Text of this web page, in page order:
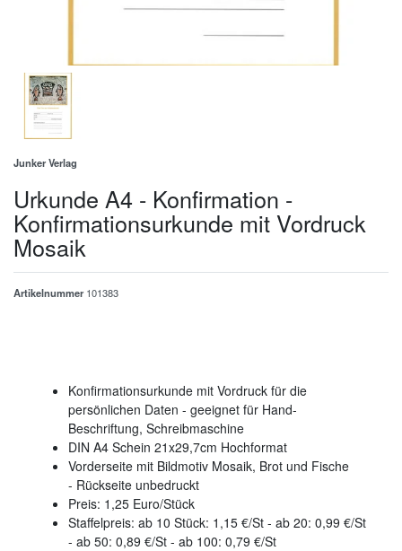
Junker Verlag
Urkunde A4 - Konfirmation -
Konfirmationsurkunde mit Vordruck
Mosaik
Artikelnummer 101383
Konfirmationsurkunde mit Vordruck für die
persönlichen Daten - geeignet für Hand-
Beschriftung, Schreibmaschine
DIN A4 Schein 21x29,7cm Hochformat
Vorderseite mit Bildmotiv Mosaik, Brot und Fische
- Rückseite unbedruckt
Preis: 1,25 Euro/Stück
Staffelpreis: ab 10 Stück: 1,15 €/St - ab 20: 0,99 €/St
- ab 50: 0,89 €/St - ab 100: 0,79 €/St